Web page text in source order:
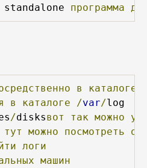
программа
в каталоге
в каталоге /var/log
/disksвот так можно
тут можно посмотреть
логи
машин